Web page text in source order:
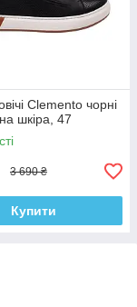
Clemento чорні
шкіра, 47
3 690 ₴
Купити